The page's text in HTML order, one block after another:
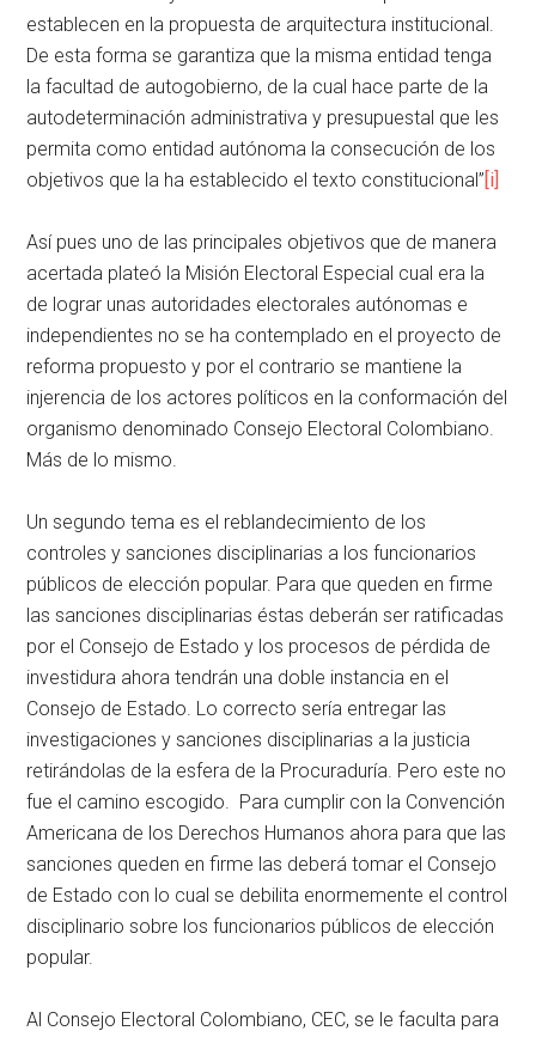
establecen en la propuesta de arquitectura institucional.
De esta forma se garantiza que la misma entidad tenga
la facultad de autogobierno, de la cual hace parte de la
autodeterminación administrativa y presupuestal que les
permita como entidad autónoma la consecución de los
objetivos que la ha establecido el texto constitucional”[i]
Así pues uno de las principales objetivos que de manera
acertada plateó la Misión Electoral Especial cual era la
de lograr unas autoridades electorales autónomas e
independientes no se ha contemplado en el proyecto de
reforma propuesto y por el contrario se mantiene la
injerencia de los actores políticos en la conformación del
organismo denominado Consejo Electoral Colombiano.
Más de lo mismo.
Un segundo tema es el reblandecimiento de los
controles y sanciones disciplinarias a los funcionarios
públicos de elección popular. Para que queden en firme
las sanciones disciplinarias éstas deberán ser ratificadas
por el Consejo de Estado y los procesos de pérdida de
investidura ahora tendrán una doble instancia en el
Consejo de Estado. Lo correcto sería entregar las
investigaciones y sanciones disciplinarias a la justicia
retirándolas de la esfera de la Procuraduría. Pero este no
fue el camino escogido. Para cumplir con la Convención
Americana de los Derechos Humanos ahora para que las
sanciones queden en firme las deberá tomar el Consejo
de Estado con lo cual se debilita enormemente el control
disciplinario sobre los funcionarios públicos de elección
popular.
Al Consejo Electoral Colombiano, CEC, se le faculta para